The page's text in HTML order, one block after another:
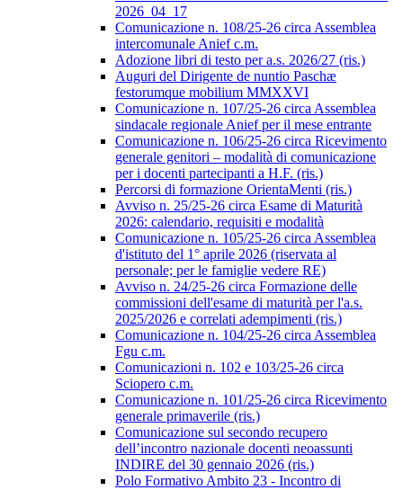
2026_04_17
Comunicazione n. 108/25-26 circa Assemblea
intercomunale Anief c.m.
Adozione libri di testo per a.s. 2026/27 (ris.)
Auguri del Dirigente de nuntio Paschæ
festorumque mobilium MMXXVI
Comunicazione n. 107/25-26 circa Assemblea
sindacale regionale Anief per il mese entrante
Comunicazione n. 106/25-26 circa Ricevimento
generale genitori – modalità di comunicazione
per i docenti partecipanti a H.F. (ris.)
Percorsi di formazione OrientaMenti (ris.)
Avviso n. 25/25-26 circa Esame di Maturità
2026: calendario, requisiti e modalità
Comunicazione n. 105/25-26 circa Assemblea
d'istituto del 1° aprile 2026 (riservata al
personale; per le famiglie vedere RE)
Avviso n. 24/25-26 circa Formazione delle
commissioni dell'esame di maturità per l'a.s.
2025/2026 e correlati adempimenti (ris.)
Comunicazione n. 104/25-26 circa Assemblea
Fgu c.m.
Comunicazioni n. 102 e 103/25-26 circa
Sciopero c.m.
Comunicazione n. 101/25-26 circa Ricevimento
generale primaverile (ris.)
Comunicazione sul secondo recupero
dell’incontro nazionale docenti neoassunti
INDIRE del 30 gennaio 2026 (ris.)
Polo Formativo Ambito 23 - Incontro di